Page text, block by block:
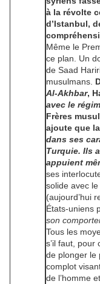
à la révolte
d’Istanbul,
Même le
ce plan. Un
de Saad
musulmans.
Al-Akhbar,
avec le
Frères
ajoute que
dans ses
Turquie. Ils
appuient
ses
solide avec
(aujourd’hui
États-uniens
son
Tous les
s’il faut, pour
de plonger le
complot
de l’homme